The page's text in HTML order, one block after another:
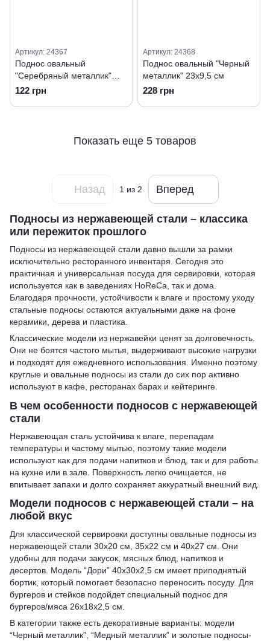
Артикул: 24367
Поднос овальный
"Серебряный металлик"
18х8,5 см
122 грн
Артикул: 24368
Поднос овальный "Черный
металлик" 23х9,5 см
228 грн
Показать еще 5 товаров
Назад 1 из 2 Вперед
Подносы из нержавеющей стали – классика
или пережиток прошлого
Подносы из нержавеющей стали давно вышли за рамки
исключительно ресторанного инвентаря. Сегодня это
практичная и универсальная посуда для сервировки, которая
используется как в заведениях HoReCa, так и дома.
Благодаря прочности, устойчивости к влаге и простому уходу
стальные подносы остаются актуальными даже на фоне
керамики, дерева и пластика.
Классические модели из нержавейки ценят за долговечность.
Они не боятся частого мытья, выдерживают высокие нагрузки
и подходят для ежедневного использования. Именно поэтому
круглые и овальные подносы из стали до сих пор активно
используют в кафе, ресторанах барах и кейтеринге.
В чем особенности подносов с нержавеющей
стали
Нержавеющая сталь устойчива к влаге, перепадам
температуры и частому мытью, поэтому такие модели
используют как для подачи напитков и блюд, так и для работы
на кухне или в зале. Поверхность легко очищается, не
впитывает запахи и долго сохраняет аккуратный внешний вид.
Модели подносов с нержавеющей стали – на
любой вкус
Для классической сервировки доступны овальные подносы из
нержавеющей стали 30х20 см, 35х22 см и 40х27 см. Они
удобны для подачи закусок, мясных блюд, напитков и
десертов. Модель “Дори” 40х30х2,5 см имеет приподнятый
бортик, который помогает безопасно переносить посуду. Для
бургеров и стейков подойдет специальный поднос для
бургеров/мяса 26х18х2,5 см.
В категории также есть декоративные варианты: модели
“Черный металлик”, “Медный металлик” и золотые подносы-